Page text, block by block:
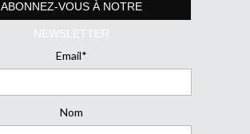
ABONNEZ-VOUS À NOTRE
NEWSLETTER
Email*
Nom